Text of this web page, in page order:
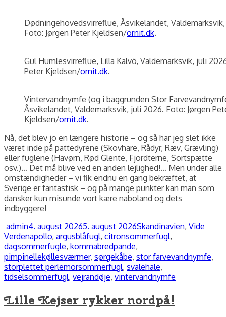
Dødningehovedsvirreflue, Åsvikelandet,
Foto: Jørgen Peter Kjeldsen/ornit.dk.
Gul Humlesvirreflue, Lilla Kalvö, Valdemarksvik, juli
Peter Kjeldsen/ornit.dk.
Vintervandnymfe (og i baggrunden Stor
Åsvikelandet, Valdemarksvik, juli 2026. Foto: Jørgen
Kjeldsen/ornit.dk.
Nå, det blev jo en længere historie – og så har jeg slet ikke
været inde på pattedyrene (Skovhare, Rådyr, Ræv, Grævling)
eller fuglene (Havørn, Rød Glente, Fjordterne, Sortspætte
osv.)… Det må blive ved en anden lejlighed!… Men under alle
omstændigheder – vi fik endnu en gang bekræftet, at
Sverige er fantastisk – og på mange punkter kan man som
dansker kun misunde vort kære naboland og dets
indbyggere!
Forfatter
adminUdgivet
4. august 20265. august 2026Kategorier
Skandinavien, Vide
VerdenTags
apollo, argusblåfugl, citronsommerfugl,
dagsommerfugle, kommabredpande,
pimpinellekøllesværmer, sørgekåbe, stor farvevandnymfe,
storplettet perlemorsommerfugl, svalehale,
tidselsommerfugl, vejrandøje, vintervandnymfe
Lille Kejser rykker nordpå!